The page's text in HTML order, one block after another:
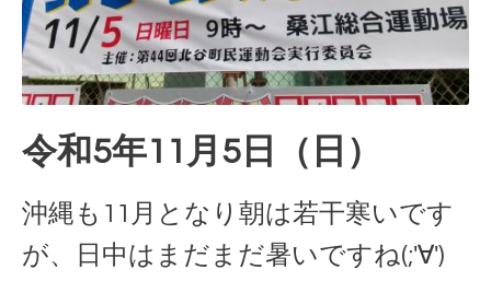
令和5年11月5日（日）
沖縄も11月となり朝は若干寒いです
が、日中はまだまだ暑いですね(;'∀')